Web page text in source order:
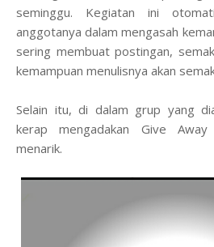
seminggu. Kegiatan ini
anggotanya dalam mengasah
sering membuat postingan,
kemampuan menulisnya akan
Selain itu, di dalam grup yang
kerap mengadakan Give
menarik.